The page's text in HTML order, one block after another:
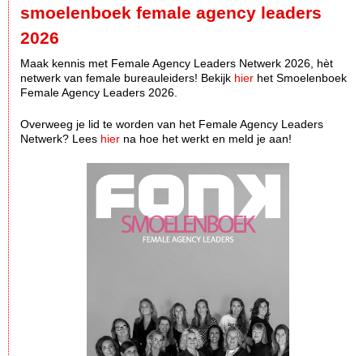
smoelenboek female agency leaders
2026
Maak kennis met Female Agency Leaders Netwerk 2026, hèt
netwerk van female bureauleiders! Bekijk hier het Smoelenboek
Female Agency Leaders 2026.
Overweeg je lid te worden van het Female Agency Leaders
Netwerk? Lees hier na hoe het werkt en meld je aan!